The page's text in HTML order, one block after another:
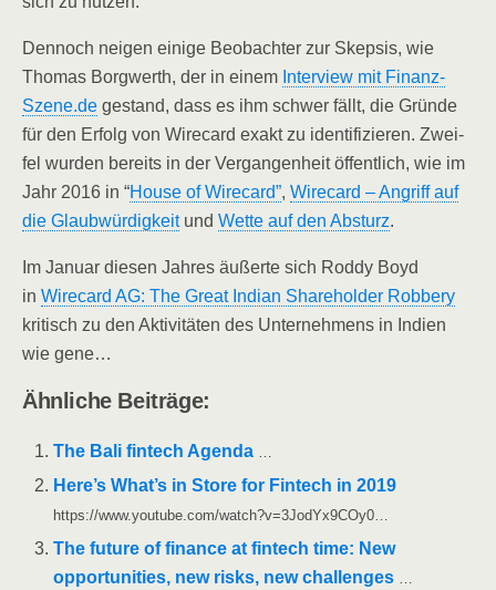
Den­noch nei­gen eini­ge Beob­ach­ter zur Skep­sis, wie
Tho­mas Borg­werth, der in einem Inter­view mit Finanz-
Szene.de gestand, dass es ihm schwer fällt, die Grün­de
für den Erfolg von Wire­card exakt zu iden­ti­fi­zie­ren. Zwei­
fel wur­den bereits in der Ver­gan­gen­heit öffent­lich, wie im
Jahr 2016 in “House of Wire­card”, Wire­card – Angriff auf
die Glaub­wür­dig­keitund Wet­te auf den Absturz.
Im Janu­ar die­sen Jah­res äußer­te sich Rod­dy Boyd
in Wire­card AG: The Gre­at Indi­an Share­hol­der Rob­be­ry
kri­tisch zu den Akti­vi­tä­ten des Unter­neh­mens in Indi­en
wie gene…
Ähn­li­che Beiträge:
The Bali fin­tech Agen­da …
Here’s What’s in Store for Fin­tech in 2019
https://www.youtube.com/watch?v=3JodYx9COy0…
The future of finan­ce at fin­tech time: New
oppor­tu­ni­ties, new risks, new chal­lenges …